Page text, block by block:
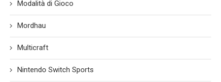
Modalità di Gioco
Mordhau
Multicraft
Nintendo Switch Sports